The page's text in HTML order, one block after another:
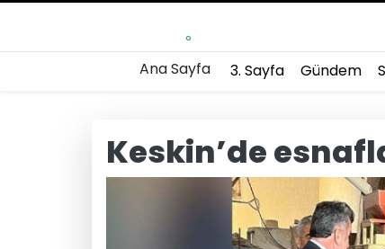
°
Ana Sayfa 3. Sayfa Gündem
Keskin’de